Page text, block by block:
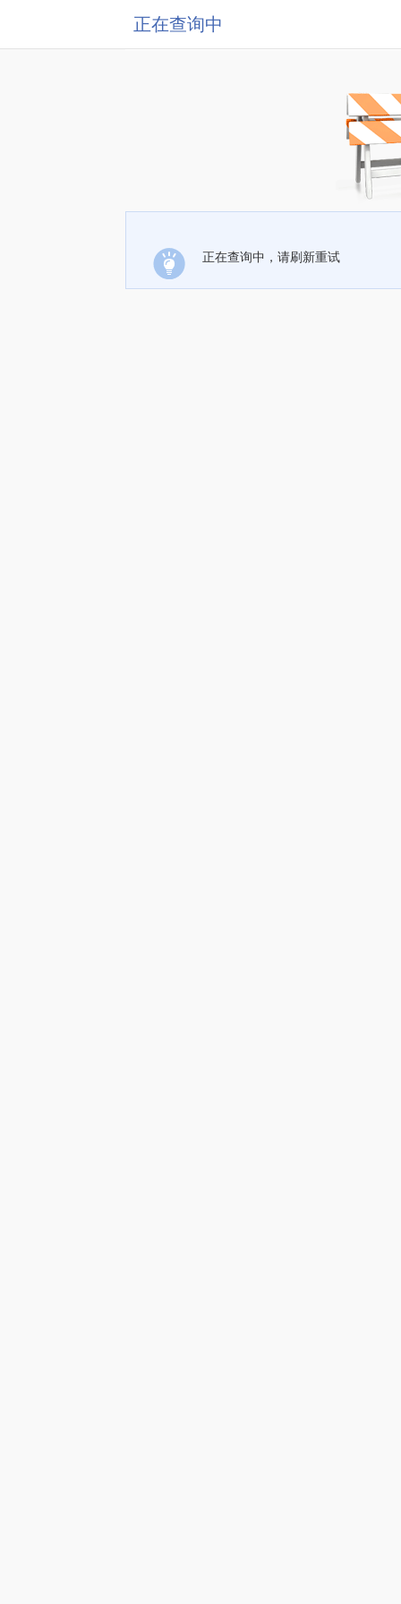
正在查询中
正在查询中，请刷新重试